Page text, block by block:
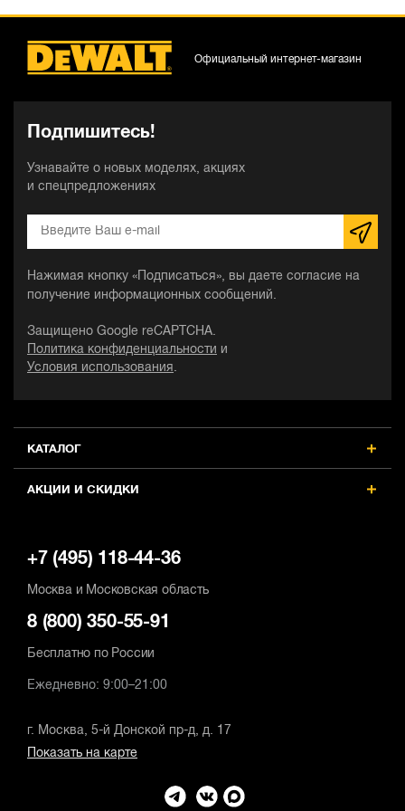
КАТАЛОГ
АКЦИИ И СКИДКИ
Подпишитесь!
Узнавайте о новых моделях, акциях
и спецпредложениях
Нажимая кнопку «Подписаться», вы даете согласие на
получение информационных сообщений.
Защищено Google reCAPTCHA.
Политика конфиденциальности и
Условия использования.
Официальный интернет-магазин
+7 (495) 118-44-36
Москва и Московская область
8 (800) 350-55-91
Бесплатно по России
Ежедневно: 9:00–21:00
г. Москва, 5-й Донской пр-д, д. 17
Показать на карте